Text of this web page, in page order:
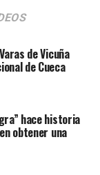
de Vicuña
de Cueca
hace historia
obtener una